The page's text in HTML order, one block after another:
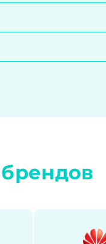
брендов